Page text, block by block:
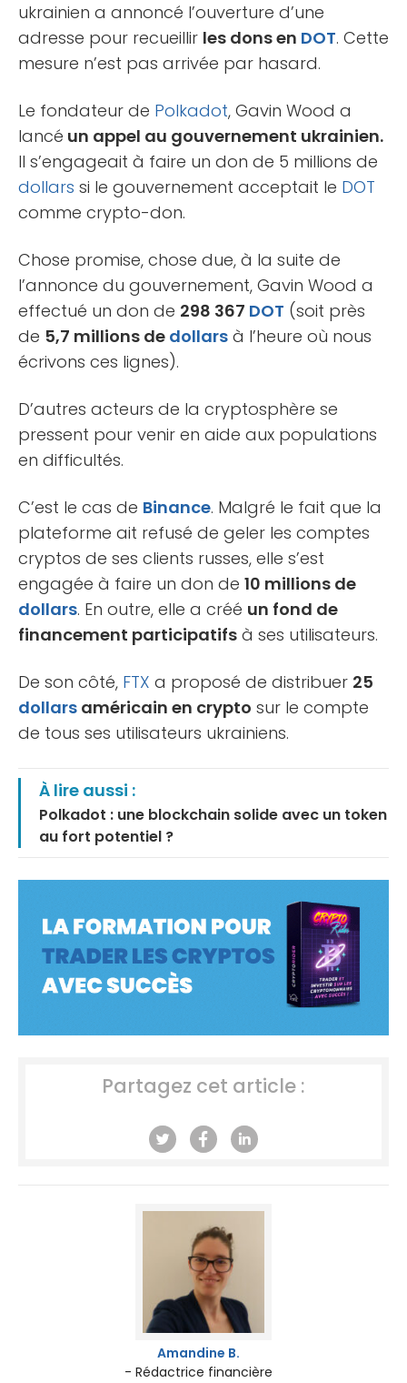
ukrainien a annoncé l’ouverture d’une
adresse pour recueillir les dons en DOT. Cette
mesure n’est pas arrivée par hasard.
Le fondateur de Polkadot, Gavin Wood a
lancé un appel au gouvernement ukrainien.
Il s’engageait à faire un don de 5 millions de
dollars si le gouvernement acceptait le DOT
comme crypto-don.
Chose promise, chose due, à la suite de
l’annonce du gouvernement, Gavin Wood a
effectué un don de 298 367 DOT (soit près
de 5,7 millions de dollars à l’heure où nous
écrivons ces lignes).
D’autres acteurs de la cryptosphère se
pressent pour venir en aide aux populations
en difficultés.
C’est le cas de Binance. Malgré le fait que la
plateforme ait refusé de geler les comptes
cryptos de ses clients russes, elle s’est
engagée à faire un don de 10 millions de
dollars. En outre, elle a créé un fond de
financement participatifs à ses utilisateurs.
De son côté, FTX a proposé de distribuer 25
dollars américain en crypto sur le compte
de tous ses utilisateurs ukrainiens.
À lire aussi :
Polkadot : une blockchain solide avec un token
au fort potentiel ?
Partagez cet article :
Amandine B.
- Rédactrice financière